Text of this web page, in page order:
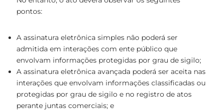
pontos:
A assinatura eletrônica simples não poderá ser
admitida em interações com ente público que
envolvam informações protegidas por grau de sigilo;
A assinatura eletrônica avançada poderá ser aceita nas
interações que envolvam informações classificadas ou
protegidas por grau de sigilo e no registro de atos
perante juntas comerciais; e